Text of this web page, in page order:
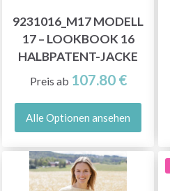
9231016_M17 MODELL
17 – LOOKBOOK 16
HALBPATENT-JACKE
Preis ab 107.80 €
Alle Optionen ansehen